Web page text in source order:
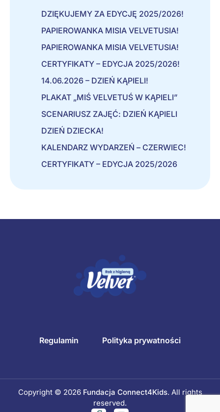
DZIĘKUJEMY ZA EDYCJĘ 2025/2026!
PAPIEROWANKA MISIA VELVETUSIA!
PAPIEROWANKA MISIA VELVETUSIA!
CERTYFIKATY – EDYCJA 2025/2026!
14.06.2026 – DZIEŃ KĄPIELI!
PLAKAT „MIŚ VELVETUŚ W KĄPIELI”
SCENARIUSZ ZAJĘĆ: DZIEŃ KĄPIELI
DZIEŃ DZIECKA!
KALENDARZ WYDARZEŃ – CZERWIEC!
CERTYFIKATY – EDYCJA 2025/2026
Regulamin Polityka prywatności
Copyright © 2026 Fundacja Connect4Kids. All rights
reserved.